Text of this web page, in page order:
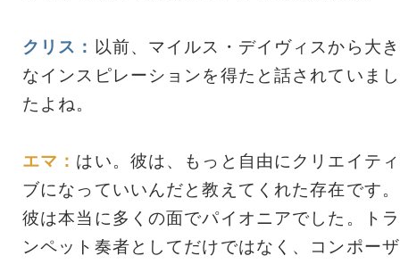
クリス： 以前、マイルス・デイヴィスから大き
なインスピレーションを得たと話されていまし
たよね。
エマ： はい。彼は、もっと自由にクリエイティ
ブになっていいんだと教えてくれた存在です。
彼は本当に多くの面でパイオニアでした。トラ
ンペット奏者としてだけではなく、コンポーザ